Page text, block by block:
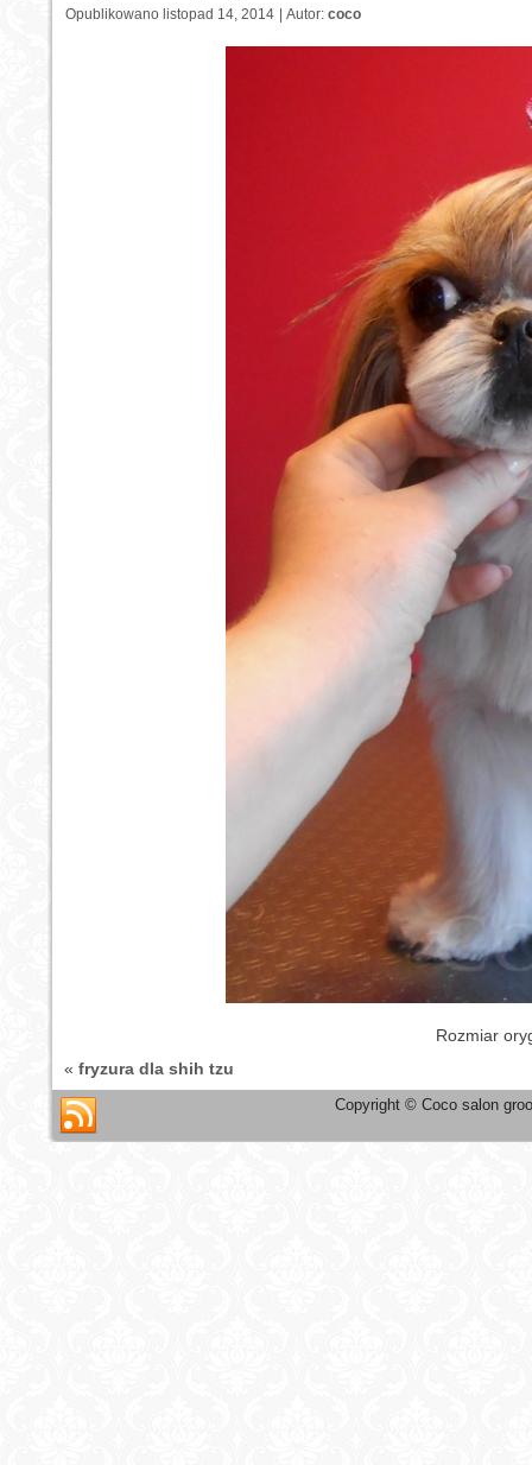
Opublikowano listopad 14, 2014 Autor: coco
Rozmiar
« fryzura dla shih tzu
Copyright © Coco salon